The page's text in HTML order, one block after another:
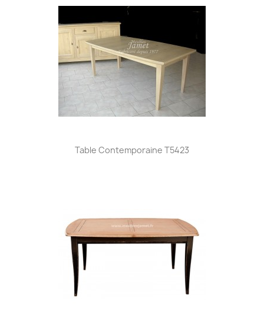
Table Contemporaine T5423